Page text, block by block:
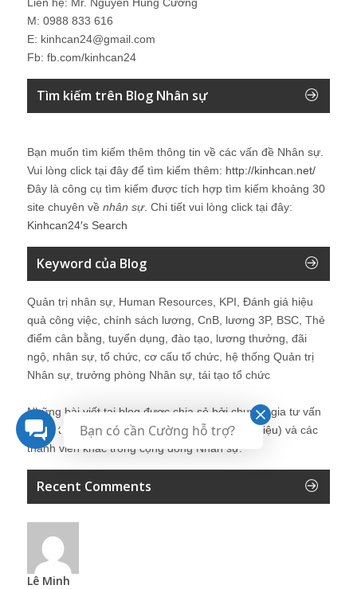
M: 0988 833 616
E: kinhcan24@gmail.com
Fb: fb.com/kinhcan24
Tìm kiếm trên Blog Nhân sự
Bạn muốn tìm kiếm thêm thông tin về các vấn đề Nhân sự
Vui lòng click tại đây để tìm kiếm thêm: http://kinhcan.net/
Đây là công cụ tìm kiếm được tích hợp tìm kiếm khoảng 30
site chuyên về nhân sự. Chi tiết vui lòng click tại đây:
Kinhcan24′s Search
Keyword của Blog
Quản trị nhân sự, Human Resources, KPI, Đánh giá hiệu
quả công việc, chính sách lương, CnB, lương 3P, BSC, Thẻ
điểm cân bằng, tuyển dụng, đào tạo, lương thưởng, đãi
ngộ, nhân sự, tổ chức, cơ cấu tổ chức, hệ thống Quản trị
Nhân sự, trưởng phòng Nhân sự, tái tạo tổ chức
Những bài viết tại blog được chia sẻ bởi chuyên gia tư vấn
Quản trị Nhân sự Nguyễn Hùng Cường (giới thiệu) và các
thành viên khác trong cộng đồng Nhân sự.
Recent Comments
Lê Minh
Bạn có cần Cường hỗ trợ?